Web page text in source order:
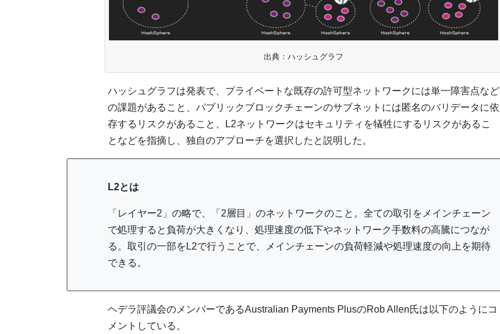
出典：ハッシュグラフ
ハッシュグラフは発表で、プライベートな既存の許可型ネットワークには単一障害点など
の課題があること、パブリックブロックチェーンのサブネットには匿名のバリデータに依
存するリスクがあること、L2ネットワークはセキュリティを犠牲にするリスクがあるこ
となどを指摘し、独自のアプローチを選択したと説明した。
L2とは
「レイヤー2」の略で、「2層目」のネットワークのこと。全ての取引をメインチェーン
で処理すると負荷が大きくなり、処理速度の低下やネットワーク手数料の高騰につなが
る。取引の一部をL2で行うことで、メインチェーンの負荷軽減や処理速度の向上を期待
できる。
ヘデラ評議会のメンバーであるAustralian Payments PlusのRob Allen氏は以下のようにコ
メントしている。